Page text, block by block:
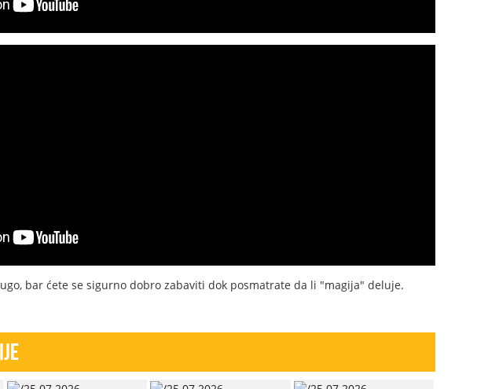
bar ćete se sigurno dobro zabaviti dok posmatrate da li "magija" deluje.